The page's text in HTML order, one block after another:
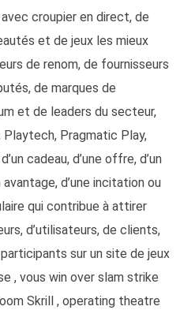
croupier en direct, de
et de jeux les mieux
de renom, de fournisseurs
de marques de
et de leaders du secteur,
Pragmatic Play,
cadeau, d’une offre, d’un
avantage, d’une incitation ou
qui contribue à attirer
d’utilisateurs, de clients,
sur un site de jeux
, vous win over slam strike
Skrill , operating theatre